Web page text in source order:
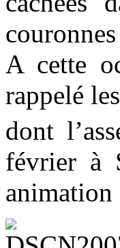
A cette
rappelé
dont
février à
animation